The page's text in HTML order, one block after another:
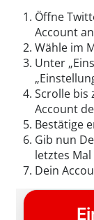
Öffne
Account
Wähle im
Unter
Scrolle bis
Account
Bestätige
Gib nun
letztes Mal
Dein